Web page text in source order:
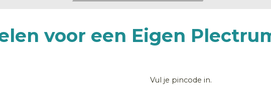
voor een Eigen
Vul je pincode in.